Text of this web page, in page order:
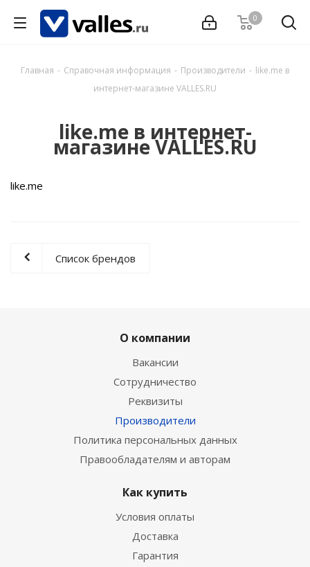
0
Главная - Справочная информация - Производители - like.me в
интернет-магазине VALLES.RU
like.me в интернет-
магазине VALLES.RU
like.me
Список брендов
О компании
Вакансии
Сотрудничество
Реквизиты
Производители
Политика персональных данных
Правообладателям и авторам
Как купить
Условия оплаты
Доставка
Гарантия